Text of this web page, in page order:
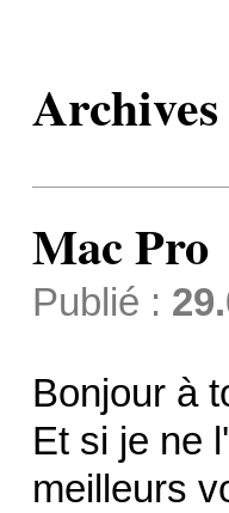
Mac Pro
Publié :
Bonjour à
Et si je ne
meilleurs